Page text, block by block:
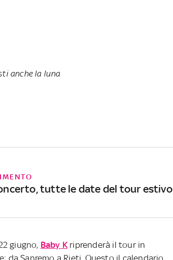
anche la luna
tutte le date del tour estivo
giugno, Baby K riprenderà il tour in
da Sanremo a Rieti. Questo il calendario